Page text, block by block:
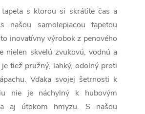
tapeta s ktorou si skrátite čas a
samolepiacou tapetou
inovatívny výrobok z penového
nielen skvelú zvukovú, vodnú a
tiež pružný, ľahký, odolný proti
Vďaka svojej šetrnosti k
nie je náchylný k hubovým
aj útokom hmyzu. S našou